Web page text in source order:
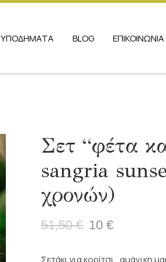
ΥΠΟΔΗΜΑΤΑ BLOG ΕΠΙΚΟΙΝΩΝΙΑ
Σετ “φέτα
sangria
χρονών)
51,50€
Original
was:
10€
Η
τιμή
Σετάκι για κορίτσι , αμάνικη